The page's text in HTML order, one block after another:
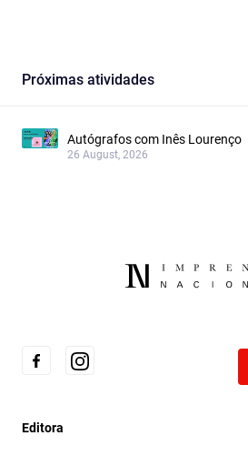
Próximas atividades
Autógrafos com Inês Lourenço
26 August, 2026
Editora